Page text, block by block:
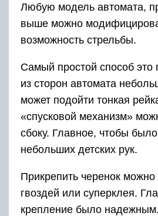
Любую модель автомата,
выше можно
возможность стрельбы.
Самый простой способ это
из сторон автомата
может подойти тонкая
«спусковой механизм»
сбоку. Главное, чтобы
небольших детских рук.
Прикрепить черенок
гвоздей или суперклея.
крепление было надежным.